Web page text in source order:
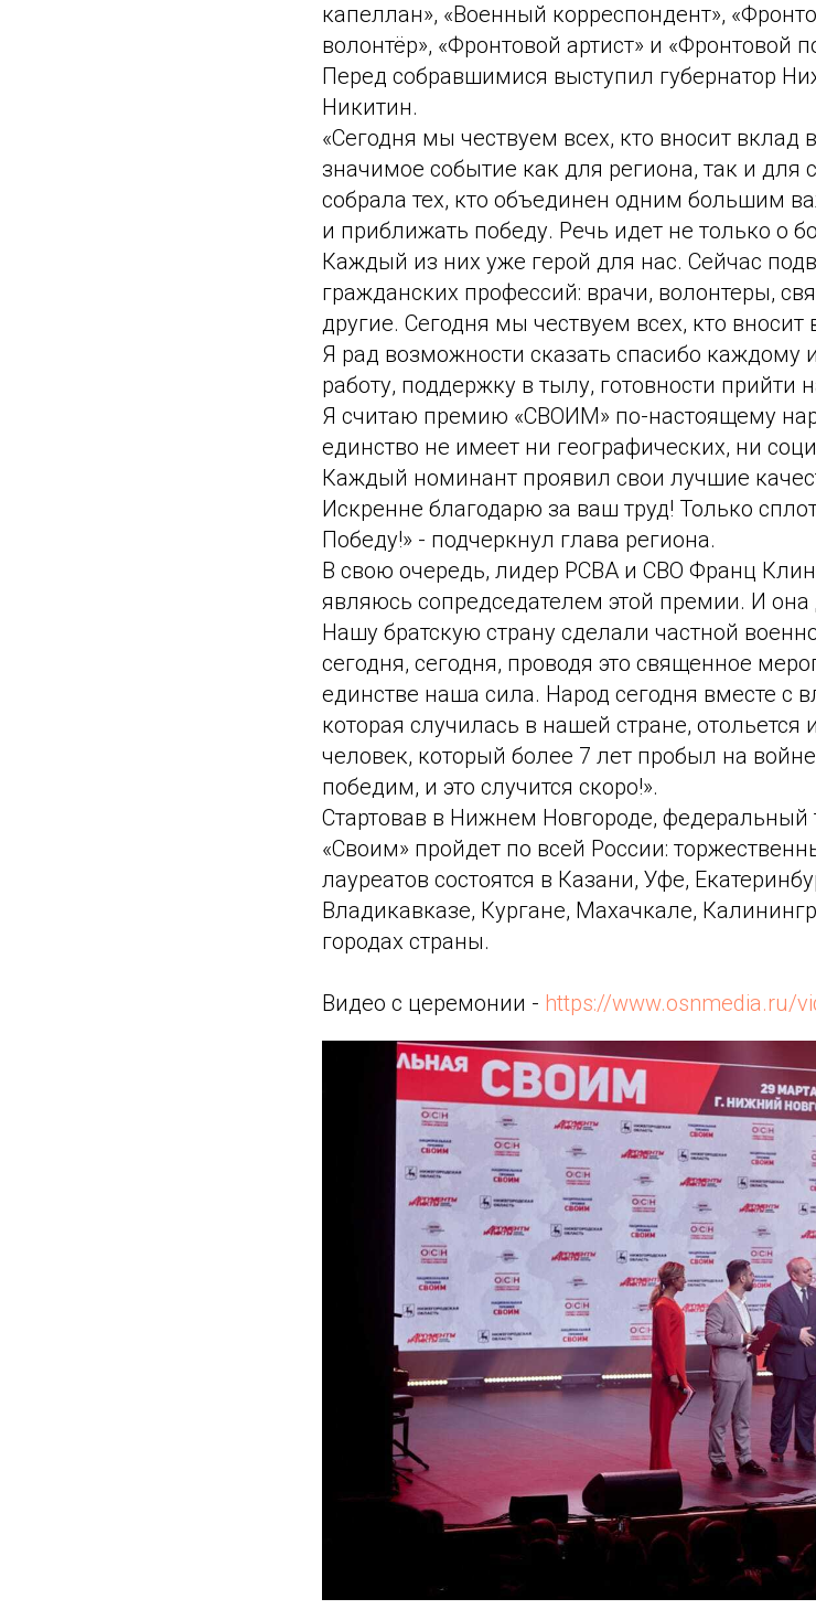
капеллан», «Военный корреспондент»,
волонтёр», «Фронтовой артист» и «Фронтовой
Перед собравшимися выступил губернатор
Никитин.
«Сегодня мы чествуем всех, кто вносит вклад
значимое событие как для региона, так и
собрала тех, кто объединен одним большим
и приближать победу. Речь идет не только о
Каждый из них уже герой для нас. Сейчас
гражданских профессий: врачи, волонтеры,
другие. Сегодня мы чествуем всех, кто
Я рад возможности сказать спасибо каждому
работу, поддержку в тылу, готовности прийти
Я считаю премию «СВОИМ» по-настоящему
единство не имеет ни географических, ни
Каждый номинант проявил свои лучшие
Искренне благодарю за ваш труд! Только
Победу!» - подчеркнул глава региона.
В свою очередь, лидер РСВА и СВО Франц
являюсь сопредседателем этой премии. И
Нашу братскую страну сделали частной
сегодня, сегодня, проводя это священное
единстве наша сила. Народ сегодня вместе с
которая случилась в нашей стране,
человек, который более 7 лет пробыл на
победим, и это случится скоро!».
Стартовав в Нижнем Новгороде,
«Своим» пройдет по всей России:
лауреатов состоятся в Казани, Уфе,
Владикавказе, Кургане, Махачкале,
городах страны.
Видео с церемонии - https://www.osnmedia.ru/